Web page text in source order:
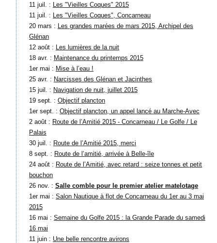
11 juil. : Les "Vieilles Coques" 2015
11 juil. : Les "Vieilles Coques", Concarneau
20 mars : Les grandes marées de mars 2015, Archipel des
Glénan
12 août : Les lumières de la nuit
18 avr. : Maintenance du printemps 2015
1er mai : Mise à l’eau !
25 avr. : Narcisses des Glénan et Jacinthes
15 juil. : Navigation de nuit, juillet 2015
19 sept. : Objectif plancton
1er sept. : Objectif plancton, un appel lancé au Marche-Avec
2 août : Route de l’Amitié 2015 - Concarneau / Le Golfe / Le
Palais
30 juil. : Route de l’Amitié 2015, merci
8 sept. : Route de l’amitié, arrivée à Belle-île
24 août : Route de l’Amitié, avec retard : seize tonnes et petit
bouchon
26 nov. : Salle comble pour le premier atelier matelotage
1er mai : Salon Nautique à flot de Concarneau du 1er au 3 mai
2015
16 mai : Semaine du Golfe 2015 : la Grande Parade du samedi
16 mai
11 juin : Une belle rencontre avirons